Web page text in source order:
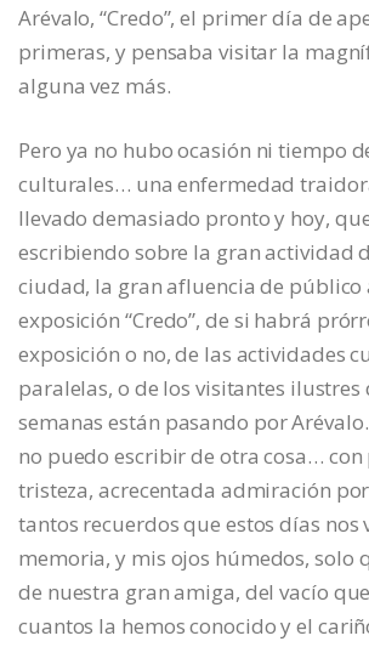
Arévalo, “Credo”, el primer día de
primeras, y pensaba visitar la
alguna vez más.
Pero ya no hubo ocasión ni tiempo
culturales… una enfermedad
llevado demasiado pronto y hoy,
escribiendo sobre la gran actividad
ciudad, la gran afluencia de
exposición “Credo”, de si habrá
exposición o no, de las actividades
paralelas, o de los visitantes ilustres
semanas están pasando por
no puedo escribir de otra cosa…
tristeza, acrecentada admiración
tantos recuerdos que estos días nos
memoria, y mis ojos húmedos, solo
de nuestra gran amiga, del vacío
cuantos la hemos conocido y el